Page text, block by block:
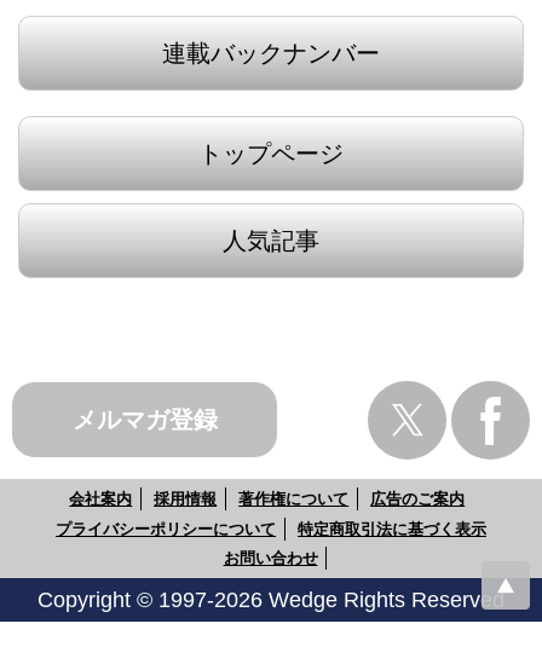
連載バックナンバー
トップページ
人気記事
メルマガ登録
会社案内 採用情報 著作権について
広告のご案内
プライバシーポリシーについて
特定商取引法に基づく表示
お問い合わせ
Copyright © 1997-2026 Wedge Rights Reserved